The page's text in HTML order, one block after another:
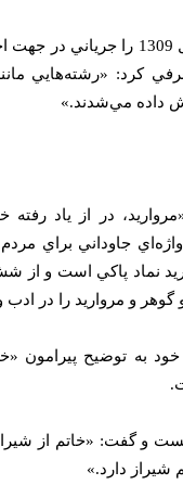
وي سپس تأسيس مدرسه صنايع قديمه در
كرد: «رشته‌هايي
داده مي‌شدند.»
در از ياد
جاوداني براي
نماد پاكي است و از
و مرواريد را در
خود به توضيح
و گفت:‌ «خاتم از
شيراز دارد.»